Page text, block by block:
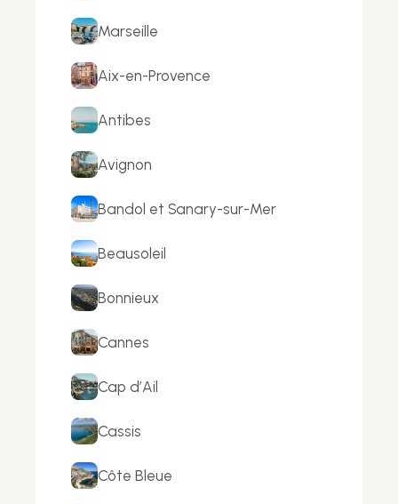
Marseille
Aix-en-Provence
Antibes
Avignon
Bandol et Sanary-sur-Mer
Beausoleil
Bonnieux
Cannes
Cap d’Ail
Cassis
Côte Bleue